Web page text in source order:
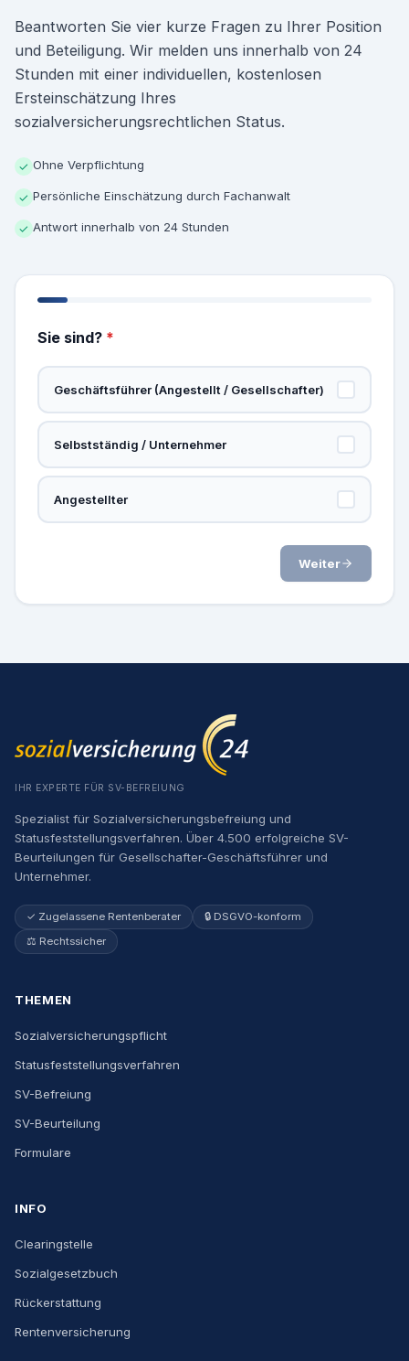
Beantworten Sie vier kurze Fragen zu Ihrer Position
und Beteiligung. Wir melden uns innerhalb von 24
Stunden mit einer individuellen, kostenlosen
Ersteinschätzung Ihres
sozialversicherungsrechtlichen Status.
✓ Ohne Verpflichtung
✓ Persönliche Einschätzung durch Fachanwalt
✓ Antwort innerhalb von 24 Stunden
Sie sind? *
Geschäftsführer (Angestellt / Gesellschafter)
Selbstständig / Unternehmer
Angestellter
Weiter
IHR EXPERTE FÜR SV-BEFREIUNG
Spezialist für Sozialversicherungsbefreiung und
Statusfeststellungsverfahren. Über 4.500 erfolgreiche SV-
Beurteilungen für Gesellschafter-Geschäftsführer und
Unternehmer.
✓ Zugelassene Rentenberater
🔒 DSGVO-konform
⚖️ Rechtssicher
THEMEN
Sozialversicherungspflicht
Statusfeststellungsverfahren
SV-Befreiung
SV-Beurteilung
Formulare
INFO
Clearingstelle
Sozialgesetzbuch
Rückerstattung
Rentenversicherung